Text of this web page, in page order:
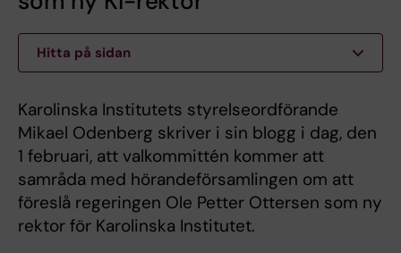
Hitta på sidan
Karolinska Institutets styrelseordförande
Mikael Odenberg skriver i sin blogg i dag, den
1 februari, att valkommittén kommer att
samråda med hörandeförsamlingen om att
föreslå regeringen Ole Petter Ottersen som ny
rektor för Karolinska Institutet.